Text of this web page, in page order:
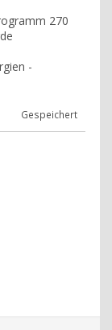
270
-
Gespeichert